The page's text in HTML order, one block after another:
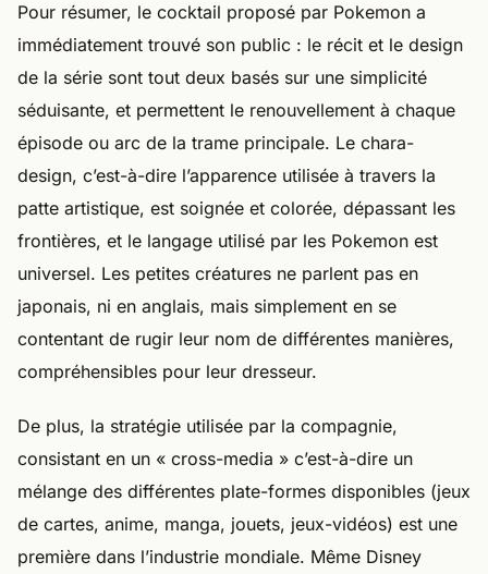
Pour résumer, le cocktail proposé par Pokemon a
immédiatement trouvé son public : le récit et le design
de la série sont tout deux basés sur une simplicité
séduisante, et permettent le renouvellement à chaque
épisode ou arc de la trame principale. Le chara-
design, c’est-à-dire l’apparence utilisée à travers la
patte artistique, est soignée et colorée, dépassant les
frontières, et le langage utilisé par les Pokemon est
universel. Les petites créatures ne parlent pas en
japonais, ni en anglais, mais simplement en se
contentant de rugir leur nom de différentes manières,
compréhensibles pour leur dresseur.
De plus, la stratégie utilisée par la compagnie,
consistant en un « cross-media » c’est-à-dire un
mélange des différentes plate-formes disponibles (jeux
de cartes, anime, manga, jouets, jeux-vidéos) est une
première dans l’industrie mondiale. Même Disney